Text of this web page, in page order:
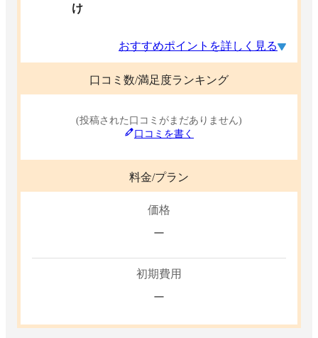
け
おすすめポイントを詳しく見る
口コミ数/満足度ランキング
(投稿された口コミがまだありません)
口コミを書く
料金/プラン
価格
ー
初期費用
ー